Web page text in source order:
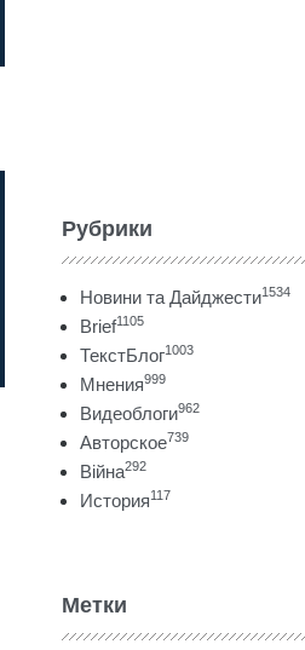
Рубрики
Новини та Дайджести1534
Brief1105
ТекстБлог1003
Мнения999
Видеоблоги962
Авторское739
Війна292
История117
Метки